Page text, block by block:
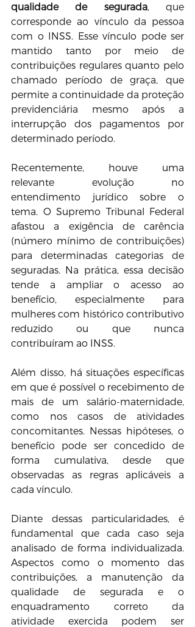
qualidade de segurada, que
corresponde ao vínculo da pessoa
com o INSS. Esse vínculo pode ser
mantido tanto por meio de
contribuições regulares quanto pelo
chamado período de graça, que
permite a continuidade da proteção
previdenciária mesmo após a
interrupção dos pagamentos por
determinado período.
Recentemente, houve uma
relevante evolução no
entendimento jurídico sobre o
tema. O Supremo Tribunal Federal
afastou a exigência de carência
(número mínimo de contribuições)
para determinadas categorias de
seguradas. Na prática, essa decisão
tende a ampliar o acesso ao
benefício, especialmente para
mulheres com histórico contributivo
reduzido ou que nunca
contribuíram ao INSS.
Além disso, há situações específicas
em que é possível o recebimento de
mais de um salário-maternidade,
como nos casos de atividades
concomitantes. Nessas hipóteses, o
benefício pode ser concedido de
forma cumulativa, desde que
observadas as regras aplicáveis a
cada vínculo.
Diante dessas particularidades, é
fundamental que cada caso seja
analisado de forma individualizada.
Aspectos como o momento das
contribuições, a manutenção da
qualidade de segurada e o
enquadramento correto da
atividade exercida podem ser